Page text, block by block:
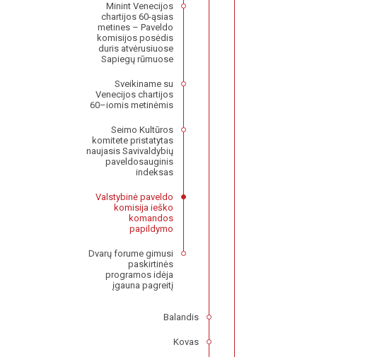
Minint Venecijos
chartijos 60-ąsias
metines – Paveldo
komisijos posėdis
duris atvėrusiuose
Sapiegų rūmuose
Sveikiname su
Venecijos chartijos
60–iomis metinėmis
Seimo Kultūros
komitete pristatytas
naujasis Savivaldybių
paveldosauginis
indeksas
Valstybinė paveldo
komisija ieško
komandos
papildymo
Dvarų forume gimusi
paskirtinės
programos idėja
įgauna pagreitį
Balandis
Kovas